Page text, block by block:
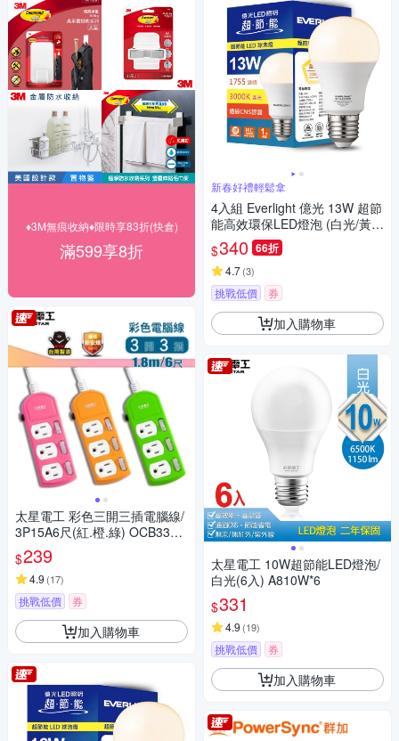
♦3M無痕收納♦限時享83折(快倉)
滿599享8折
太星電工 彩色三開三插電腦線/
3P15A6尺(紅.橙.綠) OCB3330
$239
4.9 (17)
挑戰低價 券
加入購物車
新春好禮輕鬆拿
4入組 Everlight 億光 13W 超節
能高效環保LED燈泡 (白光/黃
光/自然光)
$340 66折
4.7(3)
挑戰低價 券
加入購物車
太星電工 10W超節能LED燈泡/
白光(6入) A810W*6
$331
4.9 (19)
挑戰低價 券
加入購物車